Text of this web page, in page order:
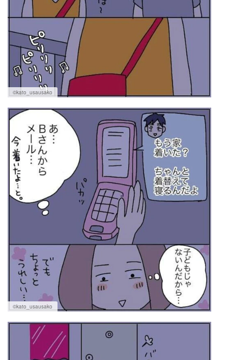
©kato_usausako
©kato_usausako